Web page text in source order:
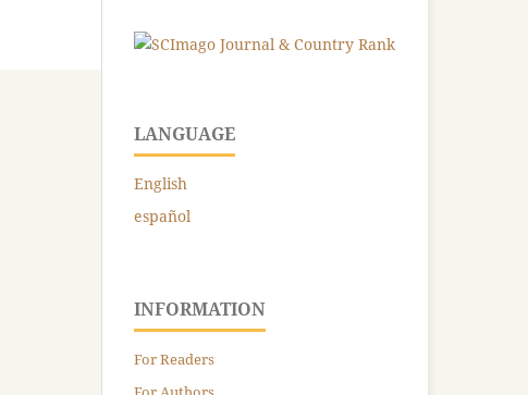
LANGUAGE
English
español
INFORMATION
For Readers